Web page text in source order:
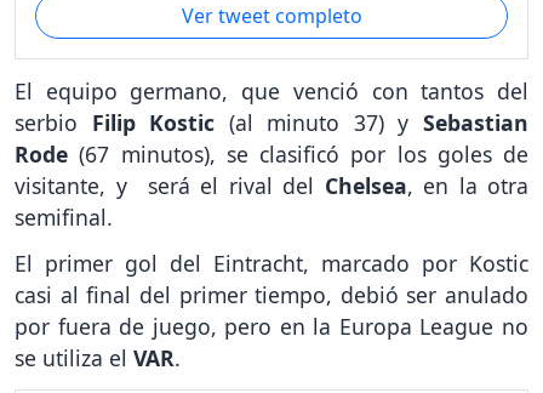
Ver tweet completo
El equipo germano, que venció con tantos del
serbio Filip Kostic (al minuto 37) ySebastian
Rode (67 minutos), se clasificó por los goles de
visitante, y será el rival del Chelsea, en la otra
semifinal.
El primer gol del Eintracht, marcado por Kostic
casi al final del primer tiempo, debió ser anulado
por fuera de juego, pero en la Europa League no
se utiliza el VAR.